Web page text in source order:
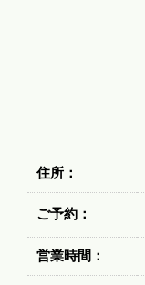
住所：
ご予約：
営業時間：